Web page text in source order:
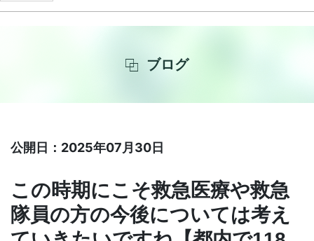
ブログ
公開日：2025年07月30日
この時期にこそ救急医療や救急
隊員の方の今後については考え